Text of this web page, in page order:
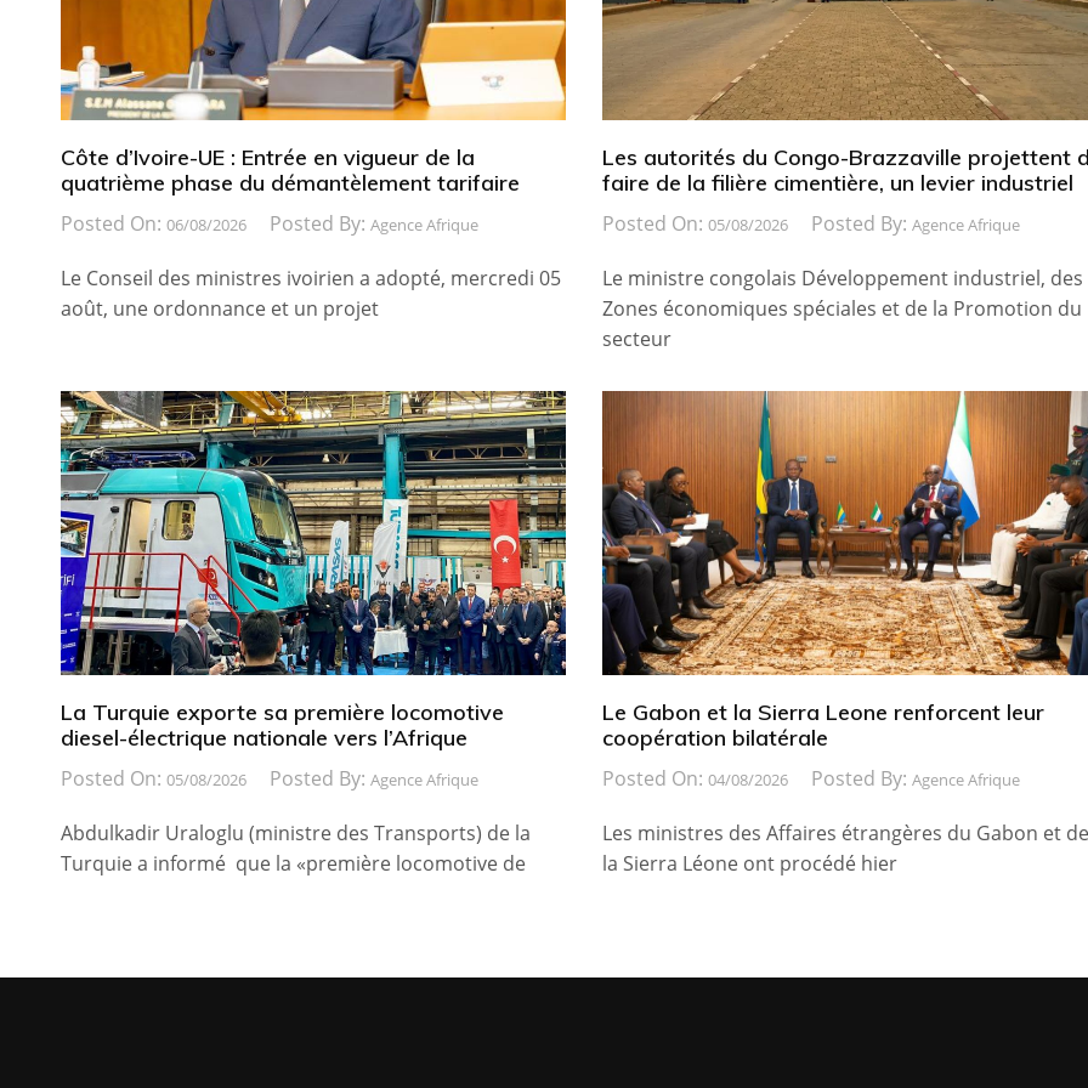
Côte d’Ivoire-UE : Entrée en vigueur de la
quatrième phase du démantèlement tarifaire
Posted On: 06/08/2026 Posted By: Agence Afrique
Le Conseil des ministres ivoirien a adopté, mercredi 05
août, une ordonnance et un projet
Les autorités du Congo-Brazzaville projettent
faire de la filière cimentière, un levier industriel
Posted On: 05/08/2026 Posted By: Agence Afrique
Le ministre congolais Développement industriel, des
Zones économiques spéciales et de la Promotion du
secteur
La Turquie exporte sa première locomotive
diesel-électrique nationale vers l’Afrique
Posted On: 05/08/2026 Posted By: Agence Afrique
Abdulkadir Uraloglu (ministre des Transports) de la
Turquie a informé que la «première locomotive de
Le Gabon et la Sierra Leone renforcent leur
coopération bilatérale
Posted On: 04/08/2026 Posted By: Agence Afrique
Les ministres des Affaires étrangères du Gabon et de
la Sierra Léone ont procédé hier